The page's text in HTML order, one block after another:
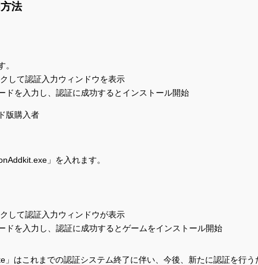
法
。
して認証入力ウィンドウを表示
ドを入力し、認証に成功するとインストール開始
版購入者
」を入れます。
して認証入力ウィンドウが表示
ドを入力し、認証に成功するとゲームをインストール開始
はこれまでの認証システム終了に伴い、今後、新たに認証を行う